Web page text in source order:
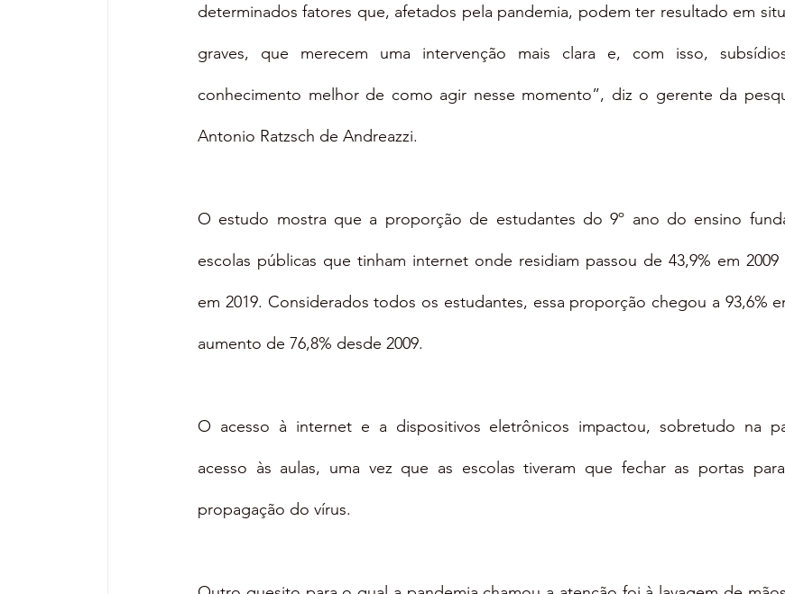
determinados fatores que, afetados pela pandemia, podem ter resultado em
graves, que merecem uma intervenção mais clara e, com isso,
conhecimento melhor de como agir nesse momento”, diz o gerente da
Antonio Ratzsch de Andreazzi.
O estudo mostra que a proporção de estudantes do 9º ano do ensino
escolas públicas que tinham internet onde residiam passou de 43,9% em 2009
em 2019. Considerados todos os estudantes, essa proporção chegou a 93,6%
aumento de 76,8% desde 2009.
O acesso à internet e a dispositivos eletrônicos impactou, sobretudo na
acesso às aulas, uma vez que as escolas tiveram que fechar as portas
propagação do vírus.